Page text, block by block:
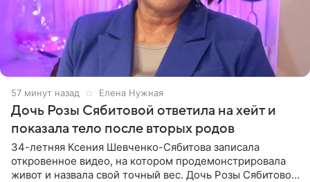
57 минут назад Елена Нужная
Дочь Розы Сябитовой ответила на хейт и
показала тело после вторых родов
34-летняя Ксения Шевченко-Сябитова записала
откровенное видео, на котором продемонстрировала
живот и назвала свой точный вес. Дочь Розы Сябитовой